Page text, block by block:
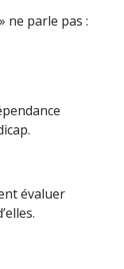
ne parle pas :
évaluer